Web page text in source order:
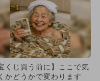
くじ買う前に】ここで気
かどうかで変わります